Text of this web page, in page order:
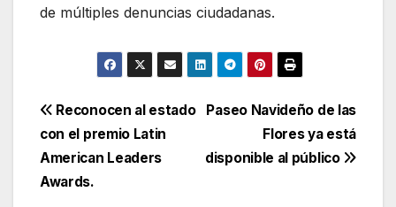
de múltiples denuncias ciudadanas.
Navegación
de
entradas
Paseo Navideño de las
Flores ya está
disponible al público
Reconocen al estado
con el premio Latin
American Leaders
Awards.